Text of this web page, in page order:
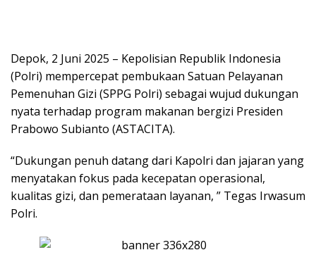
Depok, 2 Juni 2025 – Kepolisian Republik Indonesia
(Polri) mempercepat pembukaan Satuan Pelayanan
Pemenuhan Gizi (SPPG Polri) sebagai wujud dukungan
nyata terhadap program makanan bergizi Presiden
Prabowo Subianto (ASTACITA).
“Dukungan penuh datang dari Kapolri dan jajaran yang
menyatakan fokus pada kecepatan operasional,
kualitas gizi, dan pemerataan layanan, ” Tegas Irwasum
Polri.